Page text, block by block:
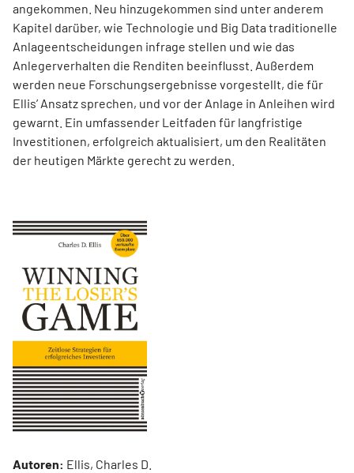
angekommen. Neu hinzugekommen sind unter anderem
Kapitel darüber, wie Technologie und Big Data traditionelle
Anlageentscheidungen infrage stellen und wie das
Anlegerverhalten die Renditen beeinflusst. Außerdem
werden neue Forschungsergebnisse vorgestellt, die für
Ellis’ Ansatz sprechen, und vor der Anlage in Anleihen wird
gewarnt. Ein umfassender Leitfaden für langfristige
Investitionen, erfolgreich aktualisiert, um den Realitäten
der heutigen Märkte gerecht zu werden.
Autoren: Ellis, Charles D.